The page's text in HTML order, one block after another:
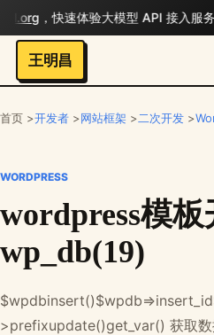
，快速体验大模型 API 接入服务。
王明昌
首页 >开发者 >网站框架 >二次开发 >
WORDPRESS
wordpress模板
wp_db(19)
>prefixupdate()get_var() 获取数